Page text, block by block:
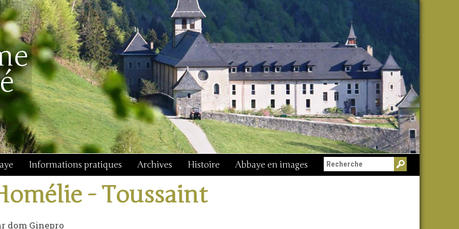
Informations pratiques Archives Histoire Abbaye en images
- Toussaint
dom Ginepro